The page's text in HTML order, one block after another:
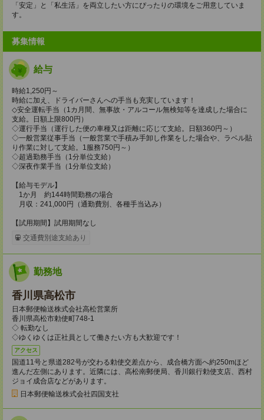
「安定」と「私生活」を両立したい方にぴったりの環境をご用意していま
す。
募集情報
給与
時給1,250円～
時給に加え、ドライバーさんへの手当も充実しています！
◇安全運転手当（1カ月間、無事故・アルコール無検知等を達成した場合に
支給。日額上限800円）
◇運行手当（運行した便の車種又は距離に応じて支給。日額360円～）
◇一般営業従事手当（一般営業で手積み手卸し作業をした場合や、ラベル貼
り作業に対して支給。1服務750円～）
◇超過勤務手当（1分単位支給）
◇深夜作業手当（1分単位支給）
【給与モデル】
1か月 約144時間勤務の場合
月収：241,000円（通勤費別、各種手当込み）
【試用期間】試用期間なし
交通費別途支給あり
勤務地
香川県高松市
日本郵便輸送株式会社高松営業所
香川県高松市勅使町748-1
◇ 転勤なし
◇ゆくゆくは正社員として働きたい方も大歓迎です！
アクセス
国道11号と県道282号が交わる勅使交差点から、成合橋方面へ約250mほど
進んだ左側にあります。近隣には、高松南郵便局、香川銀行勅使支店、西村
ジョイ成合店などがあります。
日本郵便輸送株式会社四国支社